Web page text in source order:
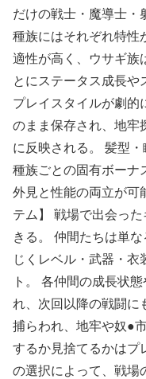
だけの戦士・魔導士・
種族にはそれぞれ特性
適性が高く、ウサギ族
とにステータス成長や
プレイスタイルが劇的
のまま保存され、地牢
に反映される。 髪型
種族ごとの固有ボーナ
外見と性能の両立が可
テム】 戦場で出会っ
きる。 仲間たちは単
じくレベル・武器・衣
ト。 各仲間の成長状
れ、次回以降の戦闘に
捕らわれ、地牢や奴●
するか見捨てるかはプ
の選択によって、戦場